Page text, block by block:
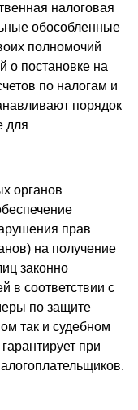
налоговая
обособленные
полномочий
о постановке на
по налогам и
порядок
для
органов
прав
на получение
законно
в соответствии с
по защите
так и судебном
при